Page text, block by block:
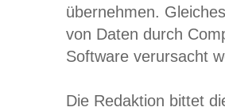
übernehmen.
von Daten durch
Software verursacht
Die Redaktion bittet